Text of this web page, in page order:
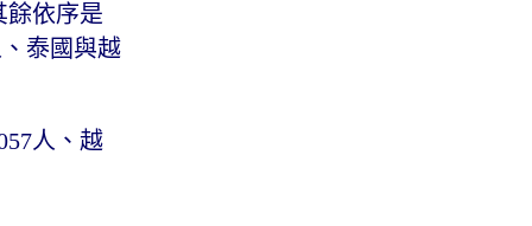
餘依序是
泰國與越
人、越